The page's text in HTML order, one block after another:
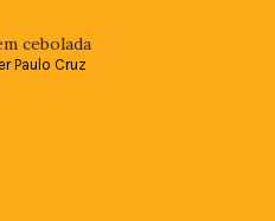
cebolada
Paulo Cruz